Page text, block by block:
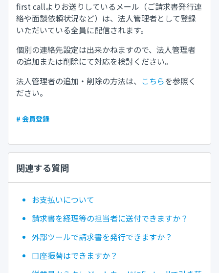
first callよりお送りしているメール（ご請求書発行連
絡や面談依頼状況など）は、法人管理者として登録
いただいている全員に配信されます。
個別の連絡先設定は出来かねますので、法人管理者
の追加または削除にて対応を検討ください。
法人管理者の追加・削除の方法は、 こちらを参照く
ださい。
# 会員登録
関連する質問
お支払いについて
請求書を経理等の担当者に送付できますか？
外部ツールで請求書を発行できますか？
口座振替はできますか？